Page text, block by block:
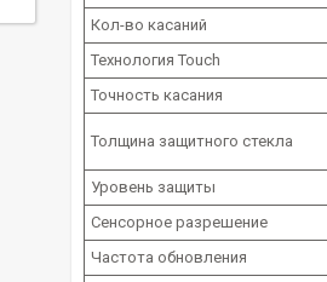
Кол-во касаний
Технология Touch
Точность касания
Толщина защитного стекла
Уровень защиты
Сенсорное разрешение
Частота обновления